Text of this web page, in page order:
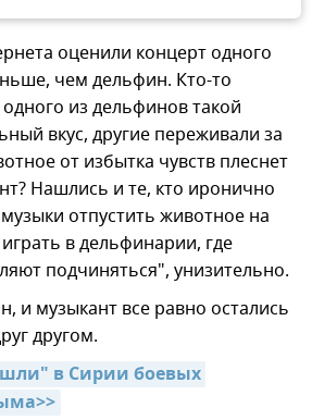
оценили концерт одного
чем дельфин. Кто-то
из дельфинов такой
вкус, другие переживали за
от избытка чувств плеснет
Нашлись и те, кто иронично
отпустить животное на
в дельфинарии, где
подчиняться", унизительно.
и музыкант все равно остались
другом.
в Сирии боевых